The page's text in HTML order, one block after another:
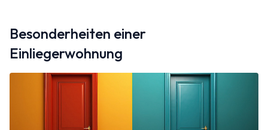
Besonderheiten einer
Einliegerwohnung